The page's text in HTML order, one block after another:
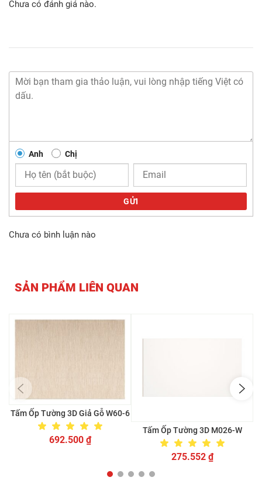
Chưa có đánh giá nào.
Anh Chị
GỬI
Chưa có bình luận nào
SẢN PHẨM LIÊN QUAN
Tấm Ốp Tường 3D Giả Gỗ W60-6
692.500 ₫
Tấm Ốp Tường 3D M026-W
275.552 ₫